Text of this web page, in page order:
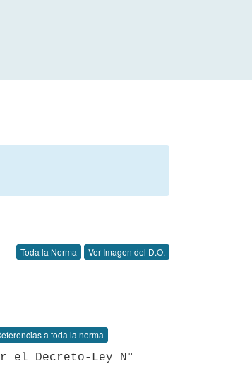
Toda la Norma Ver Imagen del D.O.
a toda la norma